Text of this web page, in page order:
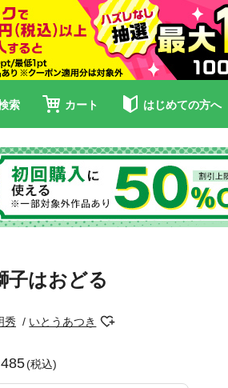
索 カート はじめての方へ
子はおどる
秀 いとうあつき
(税込)